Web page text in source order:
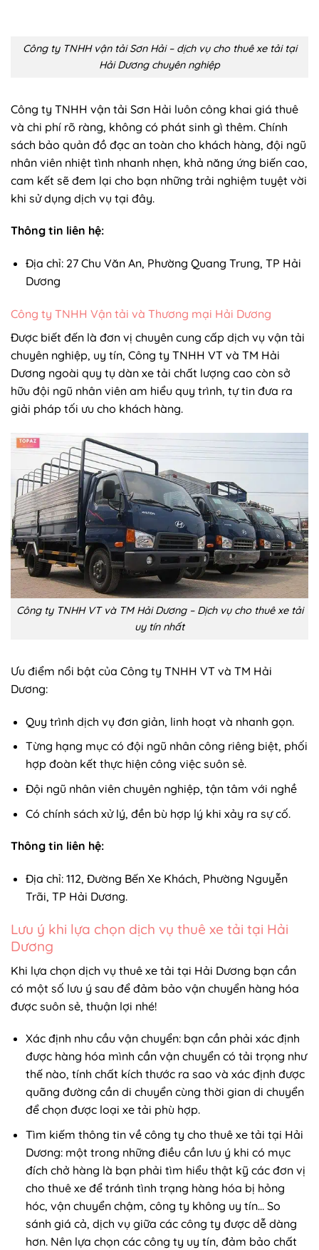
Công ty TNHH vận tải Sơn Hải – dịch vụ cho thuê xe tải tại
Hải Dương chuyên nghiệp
Công ty TNHH vận tải Sơn Hải luôn công khai giá thuê
và chi phí rõ ràng, không có phát sinh gì thêm. Chính
sách bảo quản đồ đạc an toàn cho khách hàng, đội ngũ
nhân viên nhiệt tình nhanh nhẹn, khả năng ứng biến cao,
cam kết sẽ đem lại cho bạn những trải nghiệm tuyệt vời
khi sử dụng dịch vụ tại đây.
Thông tin liên hệ:
Địa chỉ: 27 Chu Văn An, Phường Quang Trung, TP Hải
Dương
Công ty TNHH Vận tải và Thương mại Hải Dương
Được biết đến là đơn vị chuyên cung cấp dịch vụ vận tải
chuyên nghiệp, uy tín, Công ty TNHH VT và TM Hải
Dương ngoài quy tụ dàn xe tải chất lượng cao còn sở
hữu đội ngũ nhân viên am hiểu quy trình, tự tin đưa ra
giải pháp tối ưu cho khách hàng.
Công ty TNHH VT và TM Hải Dương – Dịch vụ cho thuê xe tải
uy tín nhất
Ưu điểm nổi bật của Công ty TNHH VT và TM Hải
Dương:
Quy trình dịch vụ đơn giản, linh hoạt và nhanh gọn.
Từng hạng mục có đội ngũ nhân công riêng biệt, phối
hợp đoàn kết thực hiện công việc suôn sẻ.
Đội ngũ nhân viên chuyên nghiệp, tận tâm với nghề
Có chính sách xử lý, đền bù hợp lý khi xảy ra sự cố.
Thông tin liên hệ:
Địa chỉ: 112, Đường Bến Xe Khách, Phường Nguyễn
Trãi, TP Hải Dương.
Lưu ý khi lựa chọn dịch vụ thuê xe tải tại Hải
Dương
Khi lựa chọn dịch vụ thuê xe tải tại Hải Dương bạn cần
có một số lưu ý sau để đảm bảo vận chuyển hàng hóa
được suôn sẻ, thuận lợi nhé!
Xác định nhu cầu vận chuyển: bạn cần phải xác định
được hàng hóa mình cần vận chuyển có tải trọng như
thế nào, tính chất kích thước ra sao và xác định được
quãng đường cần di chuyển cùng thời gian di chuyển
để chọn được loại xe tải phù hợp.
Tìm kiếm thông tin về công ty cho thuê xe tải tại Hải
Dương: một trong những điều cần lưu ý khi có mục
đích chở hàng là bạn phải tìm hiểu thật kỹ các đơn vị
cho thuê xe để tránh tình trạng hàng hóa bị hỏng
hóc, vận chuyển chậm, công ty không uy tín… So
sánh giá cả, dịch vụ giữa các công ty được dễ dàng
hơn. Nên lựa chọn các công ty uy tín, đảm bảo chất